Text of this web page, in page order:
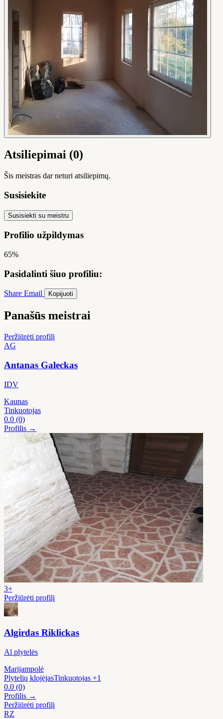
Atsiliepimai (0)
Šis meistras dar neturi atsiliepimų.
Susisiekite
Susisiekti su meistru
Profilio užpildymas
65%
Pasidalinti šiuo profiliu:
Share Email Kopijuoti
Panašūs meistrai
Peržiūrėti profilį
AG
Antanas Galeckas
IDV
Kaunas
Tinkuotojas
0.0 (0)
Profilis →
3+
Peržiūrėti profilį
Algirdas Riklickas
Al plytelės
Marijampolė
Plytelių klojėjasTinkuotojas +1
0.0 (0)
Profilis →
Peržiūrėti profilį
RZ